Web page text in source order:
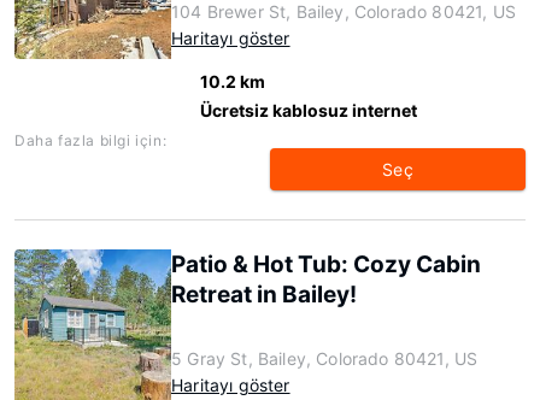
104 Brewer St, Bailey, Colorado 80421, US
Haritayı göster
10.2 km
Ücretsiz kablosuz internet
Daha fazla bilgi için:
Seç
Patio & Hot Tub: Cozy Cabin
Retreat in Bailey!
5 Gray St, Bailey, Colorado 80421, US
Haritayı göster